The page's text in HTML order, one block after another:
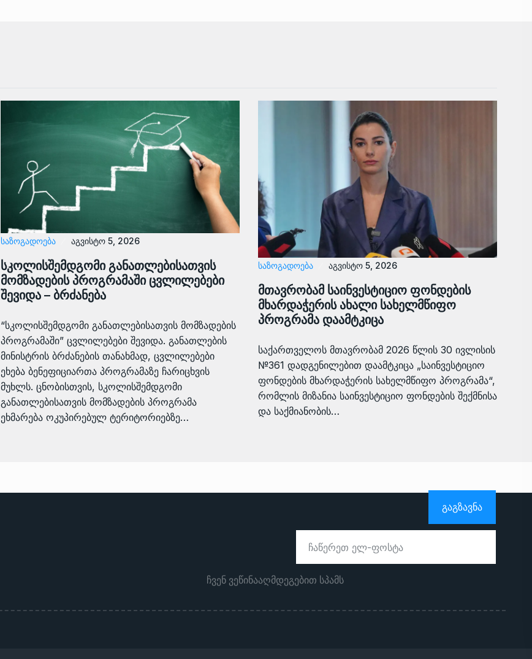
ᲡᲐᲖᲝᲒᲐᲓᲝᲔᲑᲐ აგვისტო 5, 2026
სკოლისშემდგომი განათლებისათვის
მომზადების პროგრამაში ცვლილებები
შევიდა – ბრძანება
“სკოლისშემდგომი განათლებისათვის მომზადების
პროგრამაში” ცვლილებები შევიდა. განათლების
მინისტრის ბრძანების თანახმად, ცვლილებები
ეხება ბენეფიციართა პროგრამაზე ჩარიცხვის
მუხლს. ცნობისთვის, სკოლისშემდგომი
განათლებისათვის მომზადების პროგრამა
ეხმარება ოკუპირებულ ტერიტორიებზე…
ᲡᲐᲖᲝᲒᲐᲓᲝᲔᲑᲐ აგვისტო 5, 2026
მთავრობამ საინვესტიციო ფონდების
მხარდაჭერის ახალი სახელმწიფო
პროგრამა დაამტკიცა
საქართველოს მთავრობამ 2026 წლის 30 ივლისის
№361 დადგენილებით დაამტკიცა „საინვესტიციო
ფონდების მხარდაჭერის სახელმწიფო პროგრამა“,
რომლის მიზანია საინვესტიციო ფონდების შექმნისა
და საქმიანობის…
ᲒᲐᲒᲖᲐᲕᲜᲐ
ჩვენ ვეწინააღმდეგებით სპამს